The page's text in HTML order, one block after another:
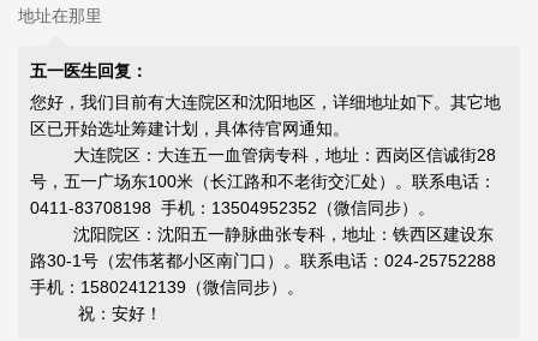
地址在那里
五一医生回复：
您好，我们目前有大连院区和沈阳地区，详细地址如下。其它地
区已开始选址筹建计划，具体待官网通知。
大连院区：大连五一血管病专科，地址：西岗区信诚街28
号，五一广场东100米（长江路和不老街交汇处）。联系电话：
0411-83708198 手机：13504952352（微信同步）。
沈阳院区：沈阳五一静脉曲张专科，地址：铁西区建设东
路30-1号（宏伟茗都小区南门口）。联系电话：024-25752288
手机：15802412139（微信同步）。
祝：安好！